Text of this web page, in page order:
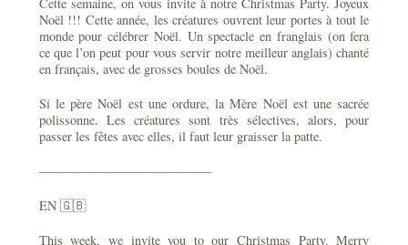
Noël !!! Cette année, les créatures ouvrent leur portes à tout le
monde pour célébrer Noël. Un spectacle en franglais (on fera
ce que l’on peut pour vous servir notre meilleur anglais) chanté
en français, avec de grosses boules de Noël.
Si le père Noël est une ordure, la Mère Noël est une sacrée
polissonne. Les créatures sont très sélectives, alors, pour
passer les fêtes avec elles, il faut leur graisser la patte.
—————————————–
EN 🇬🇧
This week, we invite you to our Christmas Party. Merry